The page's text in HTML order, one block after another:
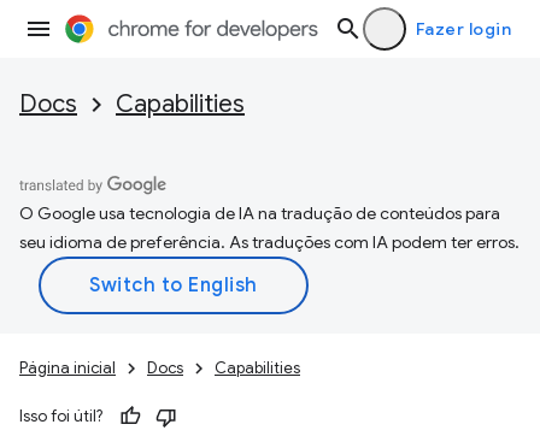
Fazer login
Docs Capabilities
O Google usa tecnologia de IA na tradução de conteúdos para
seu idioma de preferência. As traduções com IA podem ter erros.
Página inicial Docs Capabilities
Isso foi útil?